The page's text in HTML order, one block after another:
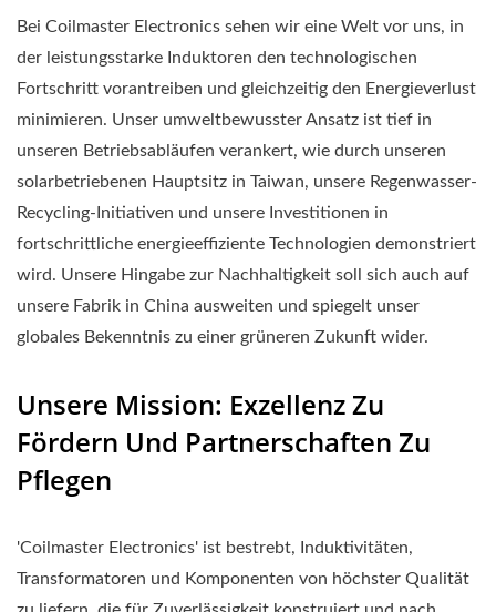
Bei Coilmaster Electronics sehen wir eine Welt vor uns, in
der leistungsstarke Induktoren den technologischen
Fortschritt vorantreiben und gleichzeitig den Energieverlust
minimieren. Unser umweltbewusster Ansatz ist tief in
unseren Betriebsabläufen verankert, wie durch unseren
solarbetriebenen Hauptsitz in Taiwan, unsere Regenwasser-
Recycling-Initiativen und unsere Investitionen in
fortschrittliche energieeffiziente Technologien demonstriert
wird. Unsere Hingabe zur Nachhaltigkeit soll sich auch auf
unsere Fabrik in China ausweiten und spiegelt unser
globales Bekenntnis zu einer grüneren Zukunft wider.
Unsere Mission: Exzellenz Zu
Fördern Und Partnerschaften Zu
Pflegen
'Coilmaster Electronics' ist bestrebt, Induktivitäten,
Transformatoren und Komponenten von höchster Qualität